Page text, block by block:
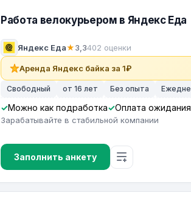
Работа велокурьером в Яндекс Еда
Яндекс Еда★3,3402 оценки
Аренда Яндекс байка за 1₽
Свободный от 16 лет Без опыта
Можно как подработка Оплата ожидания
Зарабатывайте в стабильной компании
Заполнить анкету